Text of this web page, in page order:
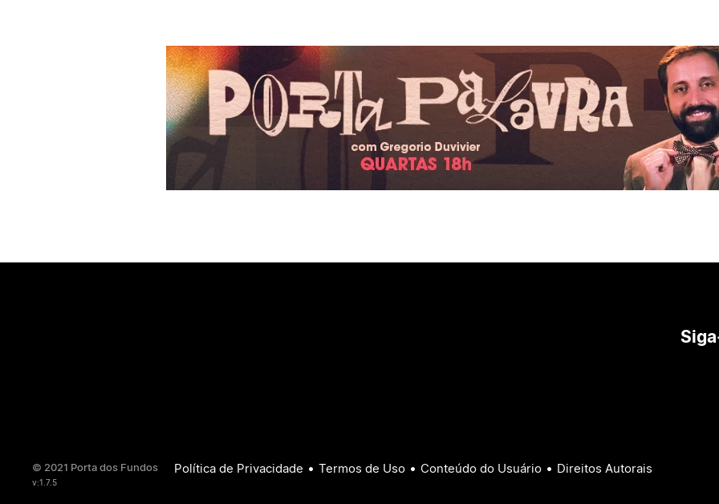
© 2021 Porta dos Fundos
v:1.7.5
Política de Privacidade • Termos de Uso • Conteúdo do Usuário • Direitos Autorais